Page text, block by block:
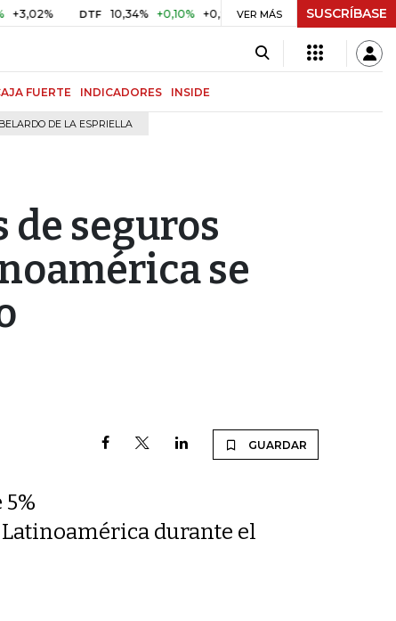
DTF 10,34% +0,10% +0,98% UVR $ 416,91 +$ 0,05 +0,01%
VER MÁS SUSCRÍBASE
FUERTE INDICADORES INSIDE
DE LA ESPRIELLA
seguros
se
GUARDAR
durante el